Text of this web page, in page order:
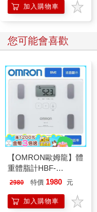
加入購物車
您可能會喜歡
【OMRON歐姆龍】體
重體脂計HBF-
212W+送原價2980元
221053
2980 特價 1980 元
加入購物車